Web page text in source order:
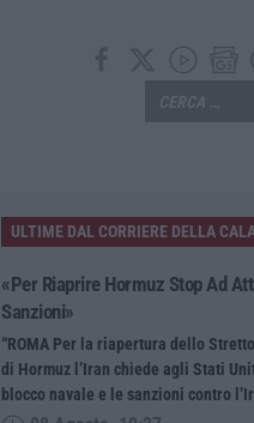
ULTIME DAL CORRIERE DELLA
«Per Riaprire Hormuz Stop Ad
Sanzioni»
“ROMA Per la riapertura dello Stretto
di Hormuz l’Iran chiede agli Stati
blocco navale e le sanzioni contro